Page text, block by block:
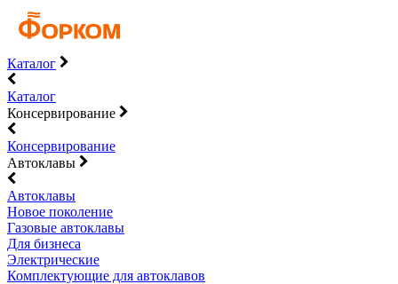
Каталог
Каталог
Консервирование
Консервирование
Автоклавы
Автоклавы
Новое поколение
Газовые автоклавы
Для бизнеса
Электрические
Комплектующие для автоклавов